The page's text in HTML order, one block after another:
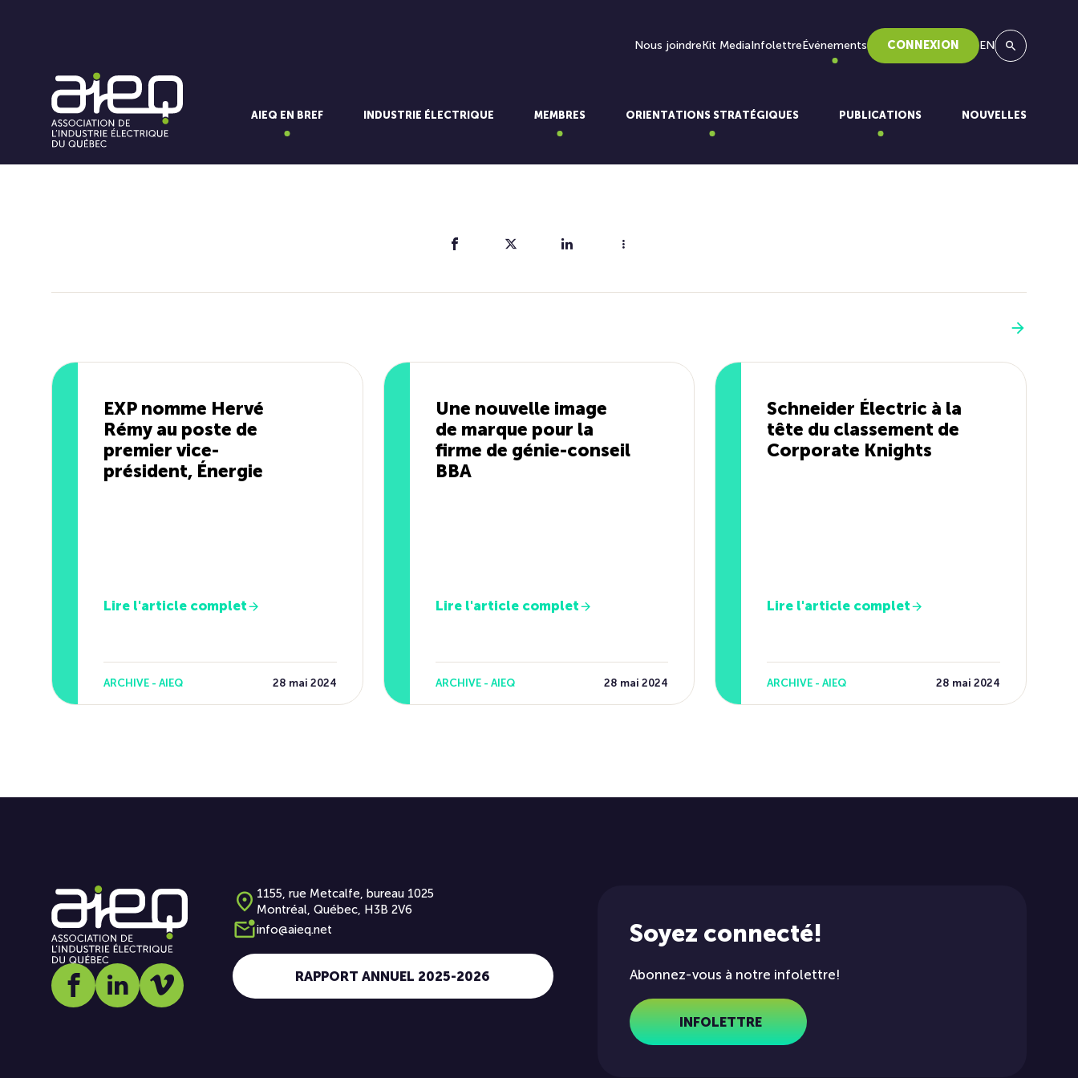
Nous joindreKit MediaInfolettreÉvénements CONNEXION EN
AIEQ EN BREF INDUSTRIE ÉLECTRIQUE MEMBRES ORIENTATIONS STRATÉGIQUES PUBLICATIONS NOUVELLES
EXP nomme Hervé
Rémy au poste de
premier vice-
président, Énergie
Lire l'article complet
ARCHIVE - AIEQ 28 mai 2024
Une nouvelle image
de marque pour la
firme de génie-conseil
BBA
Lire l'article complet
ARCHIVE - AIEQ 28 mai 2024
Schneider Électric à la
tête du classement de
Corporate Knights
Lire l'article complet
ARCHIVE - AIEQ 28 mai 2024
Social media link icon-facebook
Social media link icon-linkedin
Social media link icon-vimeo
1155, rue Metcalfe, bureau 1025
Montréal, Québec, H3B 2V6
info@aieq.net
RAPPORT ANNUEL 2025-2026
Soyez connecté!
Abonnez-vous à notre infolettre!
INFOLETTRE